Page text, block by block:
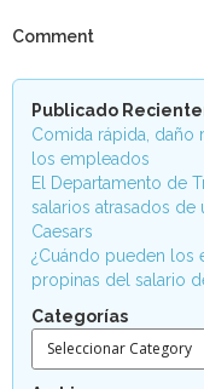
Comment
Publicado
Comida rápida, daño
los empleados
El Departamento de
salarios atrasados
Caesars
¿Cuándo pueden los
propinas del salario
Categorías
Seleccionar Category